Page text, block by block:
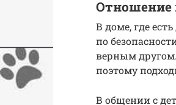
Отношение
В доме, где
по
верным другом.
поэтому
В общении с